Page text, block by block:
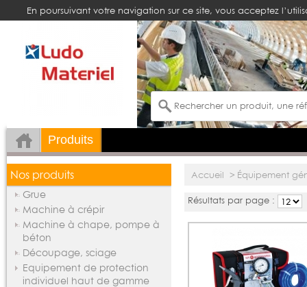
En poursuivant votre navigation sur ce site, vous acceptez
Produits
Accueil > Équipement
Résultats par page :
Nos produits
Grue
Machine à crépir
Machine à chape, pompe à
béton
Découpage, sciage
Equipement de protection
individuel haut de gamme